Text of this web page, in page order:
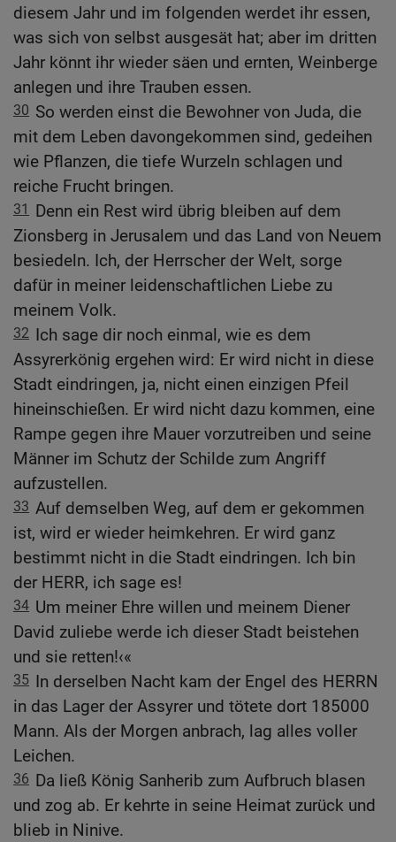
diesem Jahr und im folgenden werdet ihr essen,
was sich von selbst ausgesät hat; aber im dritten
Jahr könnt ihr wieder säen und ernten, Weinberge
anlegen und ihre Trauben essen.
30 So werden einst die Bewohner von Juda, die
mit dem Leben davongekommen sind, gedeihen
wie Pflanzen, die tiefe Wurzeln schlagen und
reiche Frucht bringen.
31
Denn ein Rest wird übrig bleiben auf dem
Zionsberg in Jerusalem und das Land von Neuem
besiedeln. Ich, der Herrscher der Welt, sorge
dafür in meiner leidenschaftlichen Liebe zu
meinem Volk.
32 Ich sage dir noch einmal, wie es dem
Assyrerkönig ergehen wird: Er wird nicht in diese
Stadt eindringen, ja, nicht einen einzigen Pfeil
hineinschießen. Er wird nicht dazu kommen, eine
Rampe gegen ihre Mauer vorzutreiben und seine
Männer im Schutz der Schilde zum Angriff
aufzustellen.
33 Auf demselben Weg, auf dem er gekommen
ist, wird er wieder heimkehren. Er wird ganz
bestimmt nicht in die Stadt eindringen. Ich bin
der HERR, ich sage es!
34 Um meiner Ehre willen und meinem Diener
David zuliebe werde ich dieser Stadt beistehen
und sie retten!‹«
35 In derselben Nacht kam der Engel des HERRN
in das Lager der Assyrer und tötete dort 185000
Mann. Als der Morgen anbrach, lag alles voller
Leichen.
36 Da ließ König Sanherib zum Aufbruch blasen
und zog ab. Er kehrte in seine Heimat zurück und
blieb in Ninive.